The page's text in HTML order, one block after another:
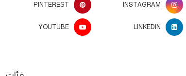
طرق
INSTAGRAM
PINTEREST
LINKEDIN
YOUTUBE